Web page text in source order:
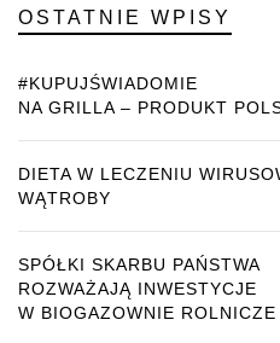
OSTATNIE WPISY
#KUPUJŚWIADOMIE
NA GRILLA – PRODUKT
DIETA W LECZENIU
WĄTROBY
SPÓŁKI SKARBU PAŃSTWA
ROZWAŻAJĄ INWESTYCJE
W BIOGAZOWNIE ROLNICZE